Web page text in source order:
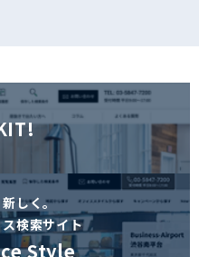
しく。
検索サイト
Style